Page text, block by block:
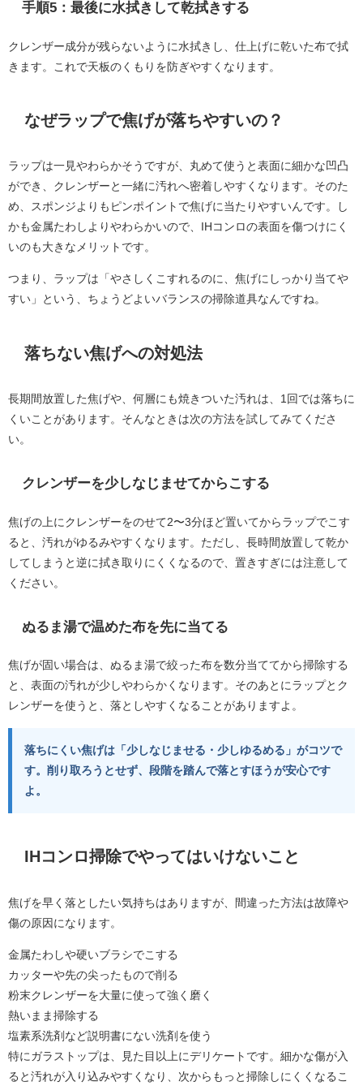
手順5：最後に水拭きして乾拭きする
クレンザー成分が残らないように水拭きし、仕上げに乾いた布で拭
きます。これで天板のくもりを防ぎやすくなります。
なぜラップで焦げが落ちやすいの？
ラップは一見やわらかそうですが、丸めて使うと表面に細かな凹凸
ができ、クレンザーと一緒に汚れへ密着しやすくなります。そのた
め、スポンジよりもピンポイントで焦げに当たりやすいんです。し
かも金属たわしよりやわらかいので、IHコンロの表面を傷つけにく
いのも大きなメリットです。
つまり、ラップは「やさしくこすれるのに、焦げにしっかり当てや
すい」という、ちょうどよいバランスの掃除道具なんですね。
落ちない焦げへの対処法
長期間放置した焦げや、何層にも焼きついた汚れは、1回では落ちに
くいことがあります。そんなときは次の方法を試してみてくださ
い。
クレンザーを少しなじませてからこする
焦げの上にクレンザーをのせて2〜3分ほど置いてからラップでこす
ると、汚れがゆるみやすくなります。ただし、長時間放置して乾か
してしまうと逆に拭き取りにくくなるので、置きすぎには注意して
ください。
ぬるま湯で温めた布を先に当てる
焦げが固い場合は、ぬるま湯で絞った布を数分当ててから掃除する
と、表面の汚れが少しやわらかくなります。そのあとにラップとク
レンザーを使うと、落としやすくなることがありますよ。
落ちにくい焦げは「少しなじませる・少しゆるめる」がコツで
す。削り取ろうとせず、段階を踏んで落とすほうが安心です
よ。
IHコンロ掃除でやってはいけないこと
焦げを早く落としたい気持ちはありますが、間違った方法は故障や
傷の原因になります。
金属たわしや硬いブラシでこする
カッターや先の尖ったもので削る
粉末クレンザーを大量に使って強く磨く
熱いまま掃除する
塩素系洗剤など説明書にない洗剤を使う
特にガラストップは、見た目以上にデリケートです。細かな傷が入
ると汚れが入り込みやすくなり、次からもっと掃除しにくくなるこ